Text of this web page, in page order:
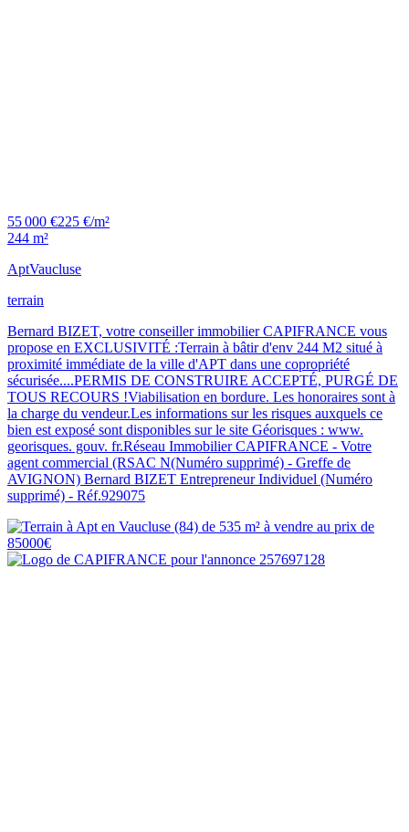
55 000 €225 €/m²
244 m²
AptVaucluse
terrain
Bernard BIZET, votre conseiller immobilier CAPIFRANCE vous
propose en EXCLUSIVITÉ :Terrain à bâtir d'env 244 M2 situé à
proximité immédiate de la ville d'APT dans une copropriété
sécurisée....PERMIS DE CONSTRUIRE ACCEPTÉ, PURGÉ DE
TOUS RECOURS !Viabilisation en bordure. Les honoraires sont à
la charge du vendeur.Les informations sur les risques auxquels ce
bien est exposé sont disponibles sur le site Géorisques : www.
georisques. gouv. fr.Réseau Immobilier CAPIFRANCE - Votre
agent commercial (RSAC N(Numéro supprimé) - Greffe de
AVIGNON) Bernard BIZET Entrepreneur Individuel (Numéro
supprimé) - Réf.929075